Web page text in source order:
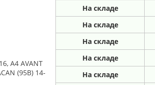
A4 AVANT
(95B) 14-
На складе
На складе
На складе
На складе
На складе